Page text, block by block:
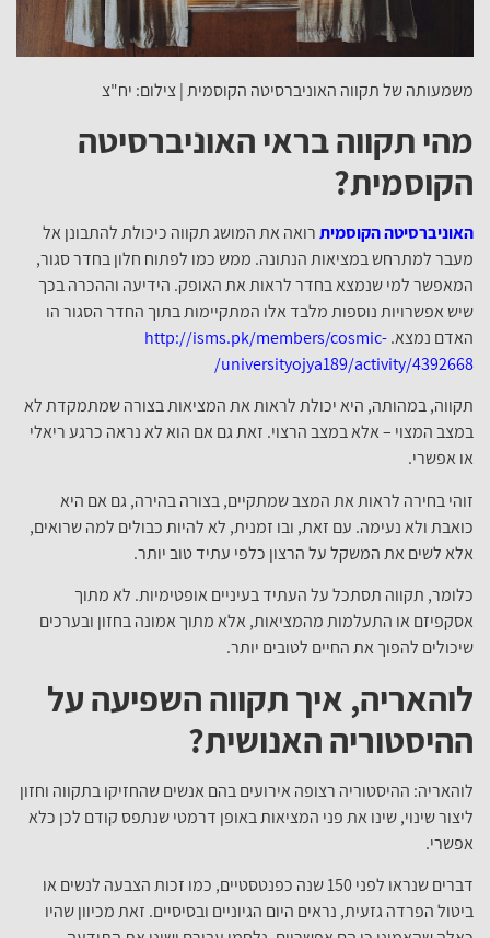
משמעותה של תקווה האוניברסיטה הקוסמית | צילום: יח"צ
מהי תקווה בראי האוניברסיטה
הקוסמית?
האוניברסיטה הקוסמיתרואה את המושג תקווה כיכולת להתבונן אל
מעבר למתרחש במציאות הנתונה. ממש כמו לפתוח חלון בחדר סגור,
המאפשר למי שנמצא בחדר לראות את האופק. הידיעה וההכרה בכך
שיש אפשרויות נוספות מלבד אלו המתקיימות בתוך החדר הסגור הו
האדם נמצא.http://isms.pk/members/cosmic-
universityojya189/activity/4392668/
תקווה, במהותה, היא יכולת לראות את המציאות בצורה שמתמקדת לא
במצב המצוי – אלא במצב הרצוי. זאת גם אם הוא לא נראה כרגע ריאלי
או אפשרי.
זוהי בחירה לראות את המצב שמתקיים, בצורה בהירה, גם אם היא
כואבת ולא נעימה. עם זאת, ובו זמנית, לא להיות כבולים למה שרואים,
אלא לשים את המשקל על הרצון כלפי עתיד טוב יותר.
כלומר, תקווה תסתכל על העתיד בעיניים אופטימיות. לא מתוך
אסקפיזם או התעלמות מהמציאות, אלא מתוך אמונה בחזון ובערכים
שיכולים להפוך את החיים לטובים יותר.
לוהאריה, איך תקווה השפיעה על
ההיסטוריה האנושית?
לוהאריה: ההיסטוריה רצופה אירועים בהם אנשים שהחזיקו בתקווה וחזון
ליצור שינוי, שינו את פני המציאות באופן דרמטי שנתפס קודם לכן כלא
אפשרי.
דברים שנראו לפני 150 שנה כפנטסטיים, כמו זכות הצבעה לנשים או
ביטול הפרדה גזעית, נראים היום הגיוניים ובסיסיים. זאת מכיוון שהיו